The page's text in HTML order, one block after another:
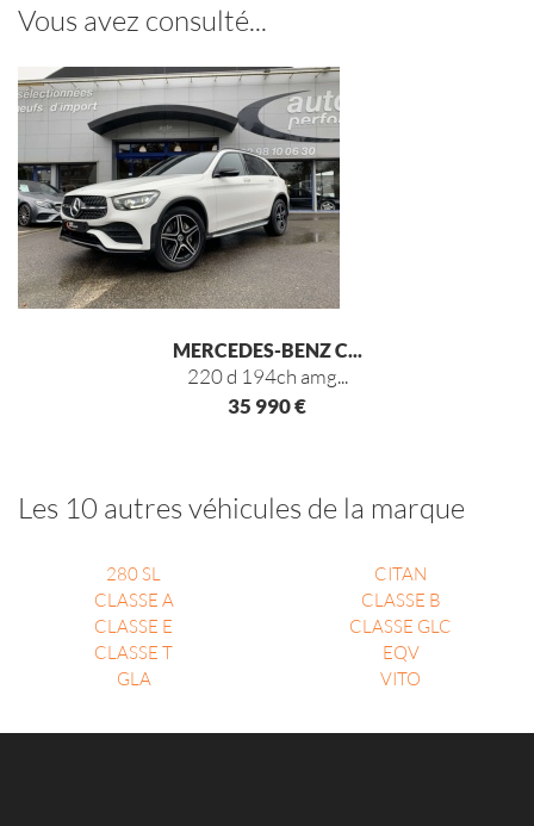
Vous avez consulté...
MERCEDES-BENZ C...
220 d 194ch amg...
35 990 €
Les 10 autres véhicules de la marque
280 SL
CITAN
CLASSE A
CLASSE B
CLASSE E
CLASSE GLC
CLASSE T
EQV
GLA
VITO